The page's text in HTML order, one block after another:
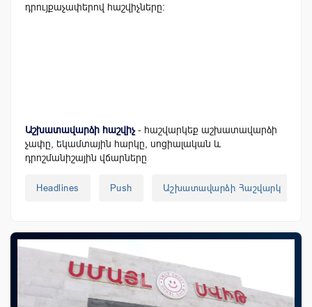
դրույքաչափերով հաշվիչները։
Աշխատավարձի հաշվիչ - հաշվարկեք աշխատավարձի
չափը, եկամտային հարկը, սոցիալական և
դրոշմանիշային վճարները
Headlines Push Աշխատավարձի Հաշվարկ